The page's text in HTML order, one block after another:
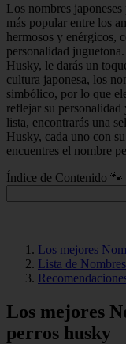
Los nombres
más popular entre los
hermosos y enérgicos,
personalidad
Husky, le darás un
cultura japonesa, los
simbólico, por lo que
reflejar su personalidad
lista, encontrarás una
Husky, cada uno con
encuentres el nombre
Índice de Contenido 🐾
Los mejores
Lista de
Los mejores
perros husky